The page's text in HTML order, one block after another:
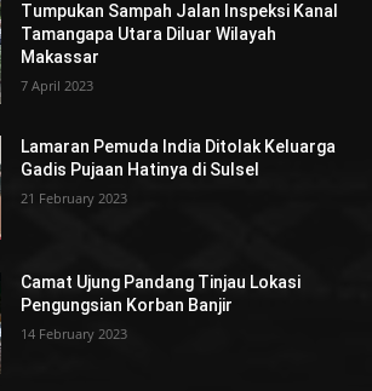
Tumpukan Sampah Jalan Inspeksi Kanal
Tamangapa Utara Diluar Wilayah
Makassar
7 April 2023
Lamaran Pemuda India Ditolak Keluarga
Gadis Pujaan Hatinya di Sulsel
21 February 2023
Camat Ujung Pandang Tinjau Lokasi
Pengungsian Korban Banjir
14 February 2023